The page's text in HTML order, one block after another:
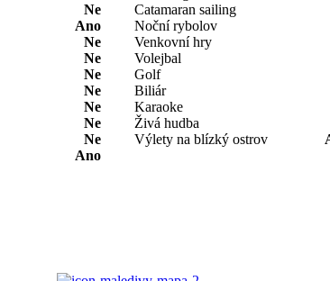
Ne Catamaran sailing
Ano Noční rybolov
Ne Venkovní hry
Ne Volejbal
Ne Golf
Ne Biliár
Ne Karaoke
Ne Živá hudba
Ne Výlety na blízký ostrov
Ano